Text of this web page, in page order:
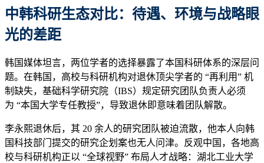
中韩科研生态对比：待遇、环境与战略眼
光的差距
韩国媒体坦言，两位学者的选择暴露了本国科研体系的深层问
题。在韩国，高校与科研机构对退休顶尖学者的 “再利用” 机
制缺失，基础科学研究院（IBS）规定研究团队负责人必须
为 “本国大学专任教授”，导致退休即意味着团队解散。
李永熙退休后，其 20 余人的研究团队被迫流散，他本人向韩
国科技部门提交的研究企划案也无人问津。反观中国，各地高
校与科研机构正以 “全球视野” 布局人才战略：湖北工业大学